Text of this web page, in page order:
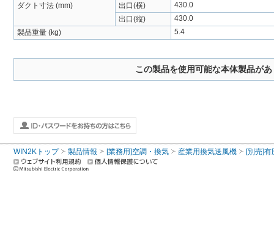
ダクト寸法 (mm) 出口(横)
430.0
出口(縦)
430.0
製品重量 (kg)
5.4
この製品を使用可能な本体製品が
WIN2Kトップ 製品情報 [業務用]空調・換気 産業用換気送風機 [別売]有